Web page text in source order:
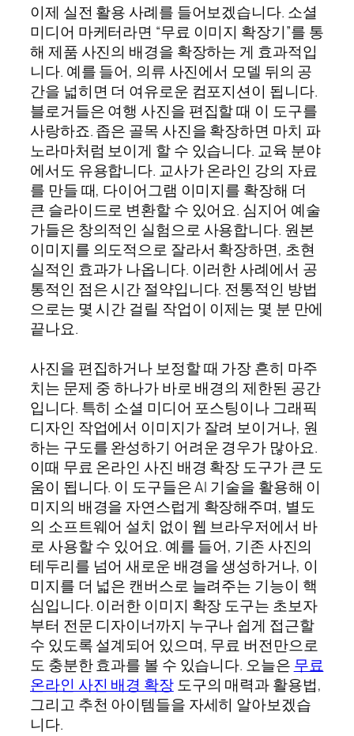
이제 실전 활용 사례를 들어보겠습니다. 소셜
미디어 마케터라면 “무료 이미지 확장기”를 통
해 제품 사진의 배경을 확장하는 게 효과적입
니다. 예를 들어, 의류 사진에서 모델 뒤의 공
간을 넓히면 더 여유로운 컴포지션이 됩니다.
블로거들은 여행 사진을 편집할 때 이 도구를
사랑하죠. 좁은 골목 사진을 확장하면 마치 파
노라마처럼 보이게 할 수 있습니다. 교육 분야
에서도 유용합니다. 교사가 온라인 강의 자료
를 만들 때, 다이어그램 이미지를 확장해 더
큰 슬라이드로 변환할 수 있어요. 심지어 예술
가들은 창의적인 실험으로 사용합니다. 원본
이미지를 의도적으로 잘라서 확장하면, 초현
실적인 효과가 나옵니다. 이러한 사례에서 공
통적인 점은 시간 절약입니다. 전통적인 방법
으로는 몇 시간 걸릴 작업이 이제는 몇 분 만에
끝나요.
사진을 편집하거나 보정할 때 가장 흔히 마주
치는 문제 중 하나가 바로 배경의 제한된 공간
입니다. 특히 소셜 미디어 포스팅이나 그래픽
디자인 작업에서 이미지가 잘려 보이거나, 원
하는 구도를 완성하기 어려운 경우가 많아요.
이때 무료 온라인 사진 배경 확장 도구가 큰 도
움이 됩니다. 이 도구들은 AI 기술을 활용해 이
미지의 배경을 자연스럽게 확장해주며, 별도
의 소프트웨어 설치 없이 웹 브라우저에서 바
로 사용할 수 있어요. 예를 들어, 기존 사진의
테두리를 넘어 새로운 배경을 생성하거나, 이
미지를 더 넓은 캔버스로 늘려주는 기능이 핵
심입니다. 이러한 이미지 확장 도구는 초보자
부터 전문 디자이너까지 누구나 쉽게 접근할
수 있도록 설계되어 있으며, 무료 버전만으로
도 충분한 효과를 볼 수 있습니다. 오늘은 무료
온라인 사진 배경 확장도구의 매력과 활용법,
그리고 추천 아이템들을 자세히 알아보겠습
니다.